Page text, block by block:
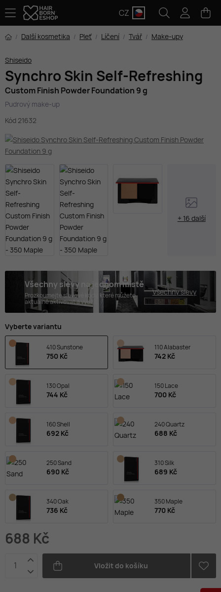
CZ
Další kosmetika Pleť Líčení Tvář Make-upy
Shiseido
Synchro Skin Self-Refreshing
Custom Finish Powder Foundation 9 g
Pudrový make-up
Kód 21632
+ 16 další
Všechny slevy na jednom místě
Prozkoumejte slevové kódy, které můžete
aktuálně aktivovat a využít.
Všechny slevy
Vyberte variantu
410 Sunstone
750 Kč
110 Alabaster
742 Kč
130 Opal
744 Kč
150 Lace
700 Kč
160 Shell
692 Kč
240 Quartz
688 Kč
250 Sand
690 Kč
310 Silk
689 Kč
340 Oak
736 Kč
350 Maple
770 Kč
688 Kč
Vložit do košíku